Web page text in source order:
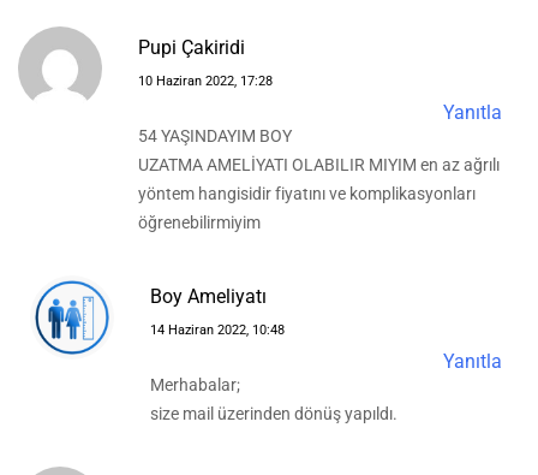
Pupi Çakiridi
10 Haziran 2022, 17:28
Yanıtla
54 YAŞINDAYIM BOY
UZATMA AMELİYATI OLABILIR MIYIM en az ağrılı
yöntem hangisidir fiyatını ve komplikasyonları
öğrenebilirmiyim
Boy Ameliyatı
14 Haziran 2022, 10:48
Yanıtla
Merhabalar;
size mail üzerinden dönüş yapıldı.